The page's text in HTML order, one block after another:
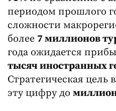
периодом прошлого
сложности
более 7 миллионов
года ожидается
тысяч иностранных
Стратегическая цель
эту цифру до